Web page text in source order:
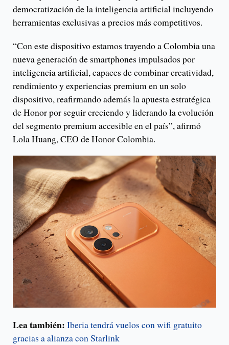
democratización de la inteligencia artificial incluyendo
herramientas exclusivas a precios más competitivos.
“Con este dispositivo estamos trayendo a Colombia una
nueva generación de smartphones impulsados por
inteligencia artificial, capaces de combinar creatividad,
rendimiento y experiencias premium en un solo
dispositivo, reafirmando además la apuesta estratégica
de Honor por seguir creciendo y liderando la evolución
del segmento premium accesible en el país”, afirmó
Lola Huang, CEO de Honor Colombia.
Lea también: Iberia tendrá vuelos con wifi gratuito
gracias a alianza con Starlink